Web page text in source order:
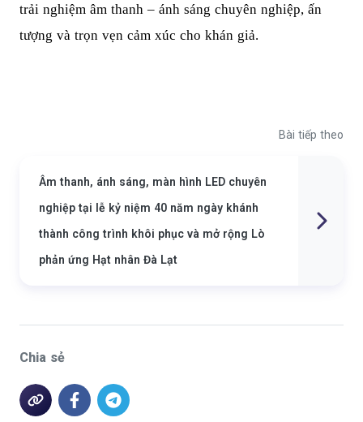
trải nghiệm âm thanh – ánh sáng chuyên nghiệp, ấn
tượng và trọn vẹn cảm xúc cho khán giả.
Bài tiếp theo
Âm thanh, ánh sáng, màn hình LED chuyên
nghiệp tại lễ kỷ niệm 40 năm ngày khánh
thành công trình khôi phục và mở rộng Lò
phản ứng Hạt nhân Đà Lạt
Chia sẻ